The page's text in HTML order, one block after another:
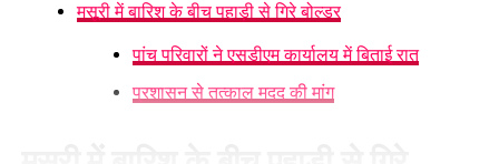
कुष्ठ रोग से पीड़ित व्यक्ति भी सहकारी समिति का सदस्य बन
मेरठ से हरिद्वार तक गंगा एक्सप्रेसवे विस्तार के लिए यूपी से
समझौता होगा।
मसूरी में बारिश के बीच पहाड़ी से गिरे बोल्डर
पांच परिवारों ने एसडीएम कार्यालय में बिताई रात
प्रशासन से तत्काल मदद की मांग